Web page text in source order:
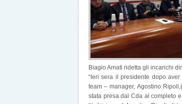
Biagio Amati ridetta gli incarichi
“Ieri sera il presidente dopo
team – manager, Agostino
stata presa dal Cda al completo